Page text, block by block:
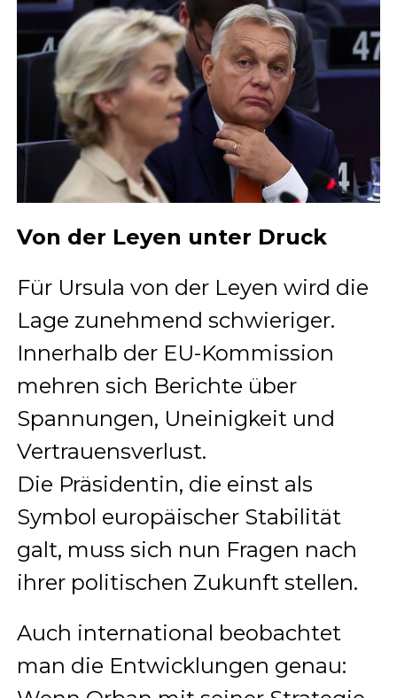
Von der Leyen unter Druck
Für Ursula von der Leyen wird die
Lage zunehmend schwieriger.
Innerhalb der EU-Kommission
mehren sich Berichte über
Spannungen, Uneinigkeit und
Vertrauensverlust.
Die Präsidentin, die einst als
Symbol europäischer Stabilität
galt, muss sich nun Fragen nach
ihrer politischen Zukunft stellen.
Auch international beobachtet
man die Entwicklungen genau: